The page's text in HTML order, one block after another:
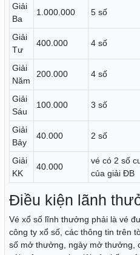
Giải
Ba
1.000.000 5 số
Giải
Tư
400.000 4 số
Giải
Năm
200.000 4 số
Giải
Sáu
100.000 3 số
Giải
Bảy
40.000 2 số
Giải
KK
40.000
vé có 2 số
của giải ĐB
Điều kiện lãnh
Vé xổ số lĩnh thưởng phải là vé
công ty xổ số, các thông tin trên
số mở thưởng, ngày mở thưởng,